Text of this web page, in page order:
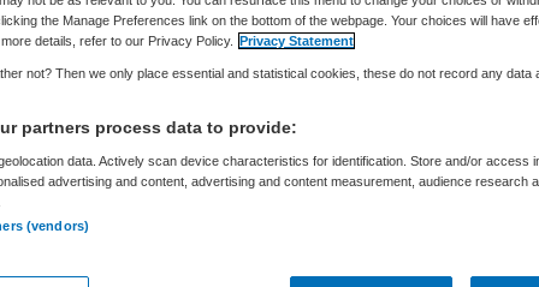
op
Sytse Wilman 11 juni 2026
een leverancier van AI-toepassingen voor de
the Manage Preferences link on the bottom of the webpage. Your choices will have
details, refer to our Privacy Policy. Privacy Statement
not? Then we only place essential and statistical cookies, these do not record any data
partners process data to provide:
data. Actively scan device characteristics for identification. Store and/or access
advertising and content, advertising and content measurement, audience research
(vendors)